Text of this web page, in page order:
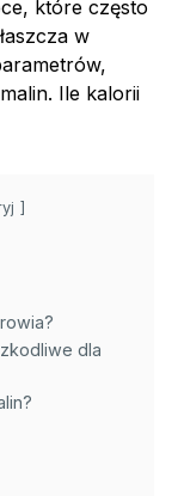
które często
w
Ile kalorii
dla